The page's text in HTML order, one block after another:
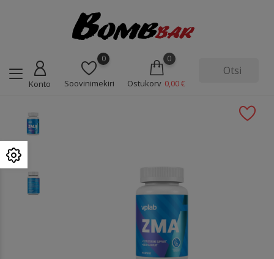
Konto
0
Soovinimekiri
0
Ostukorv 0,00 €